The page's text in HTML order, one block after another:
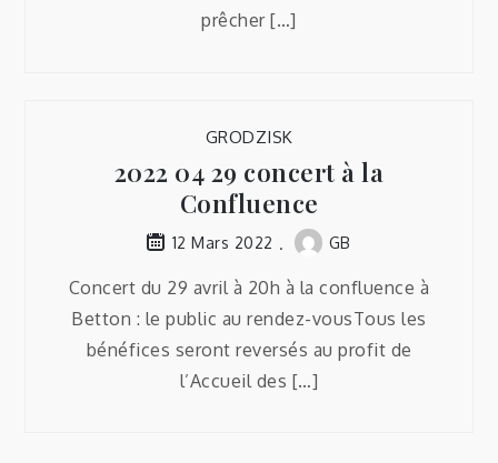
prêcher […]
GRODZISK
2022 04 29 concert à la
Confluence
12 Mars 2022 GB
Concert du 29 avril à 20h à la confluence à
Betton : le public au rendez-vousTous les
bénéfices seront reversés au profit de
l’Accueil des […]